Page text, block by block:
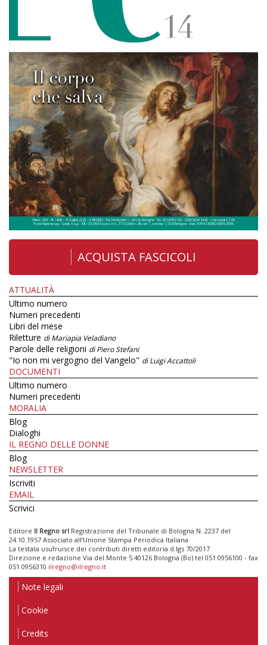
ACQUISTA FASCICOLI
ATTUALITÀ
Ultimo numero
Numeri precedenti
Libri del mese
Riletture di Mariapia Veladiano
Parole delle religioni di Piero Stefani
"Io non mi vergogno del Vangelo" di Luigi Accattoli
DOCUMENTI
Ultimo numero
Numeri precedenti
MORALIA
Blog
Dialoghi
IL REGNO DELLE DONNE
Blog
NEWSLETTER
Iscriviti
EMAIL
Scrivici
Editore Il Regno srl Registrazione del Tribunale di Bologna N. 2237 del
24.10.1957 Associato all’Unione Stampa Periodica Italiana
La testata usufruisce dei contributi diretti editoria d.lgs 70/2017
Direzione e redazione Via del Monte 5 40126 Bologna (Bo) tel 051 0956100 - fax
051 0956310 ilregno@ilregno.it
Note legali
Cookie
Credits